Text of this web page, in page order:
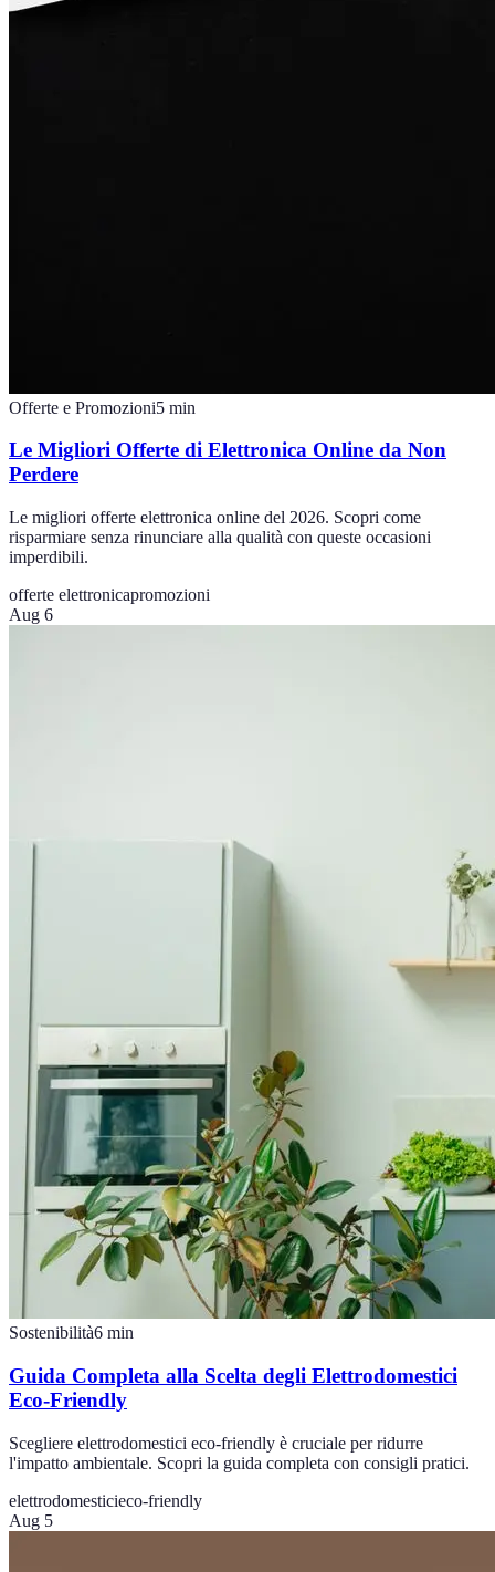
Offerte e Promozioni5 min
Le Migliori Offerte di Elettronica Online da Non
Perdere
Le migliori offerte elettronica online del 2026. Scopri come
risparmiare senza rinunciare alla qualità con queste occasioni
imperdibili.
offerte elettronicapromozioni
Aug 6
Sostenibilità6 min
Guida Completa alla Scelta degli Elettrodomestici
Eco-Friendly
Scegliere elettrodomestici eco-friendly è cruciale per ridurre
l'impatto ambientale. Scopri la guida completa con consigli pratici.
elettrodomesticieco-friendly
Aug 5